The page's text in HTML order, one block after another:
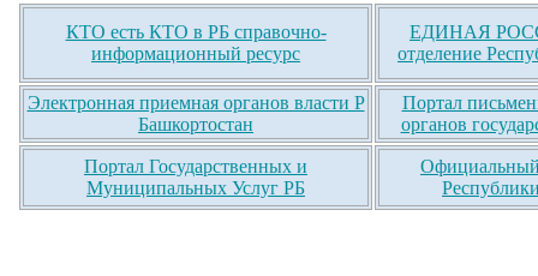
КТО есть КТО в РБ справочно-
информационный ресурс
ЕДИНАЯ
отделение
Электронная приемная органов власти Р
Башкортостан
Портал
органов
Портал Государственных и
Муниципальных Услуг РБ
Официальный